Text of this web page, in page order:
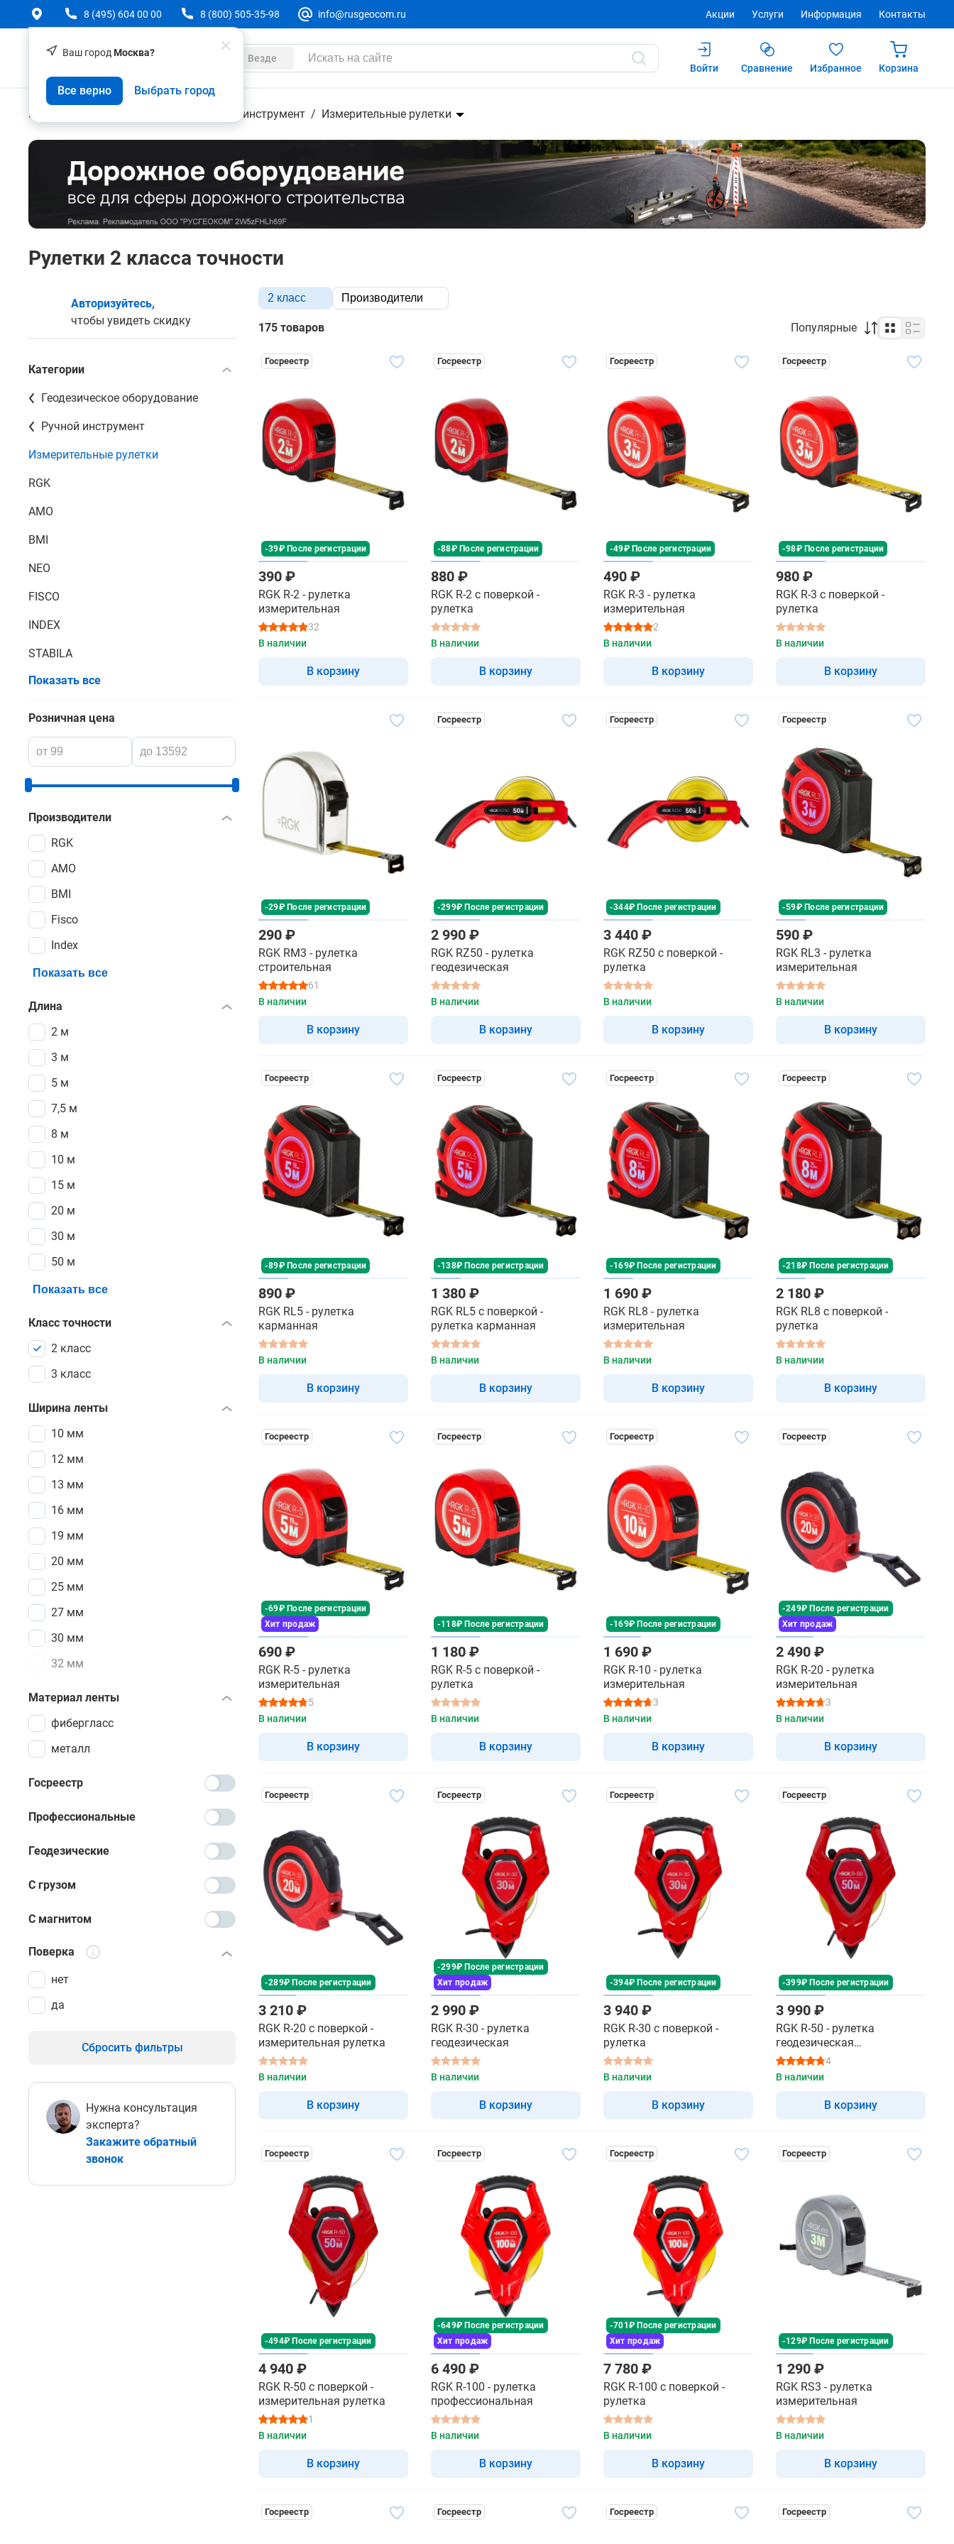
Ваш город Москва?
Все верно Выбрать город
8 (495) 604 00 00 8 (800) 505-35-98 info@rusgeocom.ru Акции Услуги Информация Контакты
Везде
Войти
Сравнение Избранное Корзина
Геодезическое оборудование Ручной инструмент Измерительные рулетки
Рулетки 2 класса точности
Авторизуйтесь,
чтобы увидеть скидку
Категории
Геодезическое оборудование
Ручной инструмент
Измерительные рулетки
RGK
AMO
BMI
NEO
FISCO
INDEX
STABILA
Показать все
Розничная цена
Производители
RGK
AMO
BMI
Fisco
Index
Показать все
Длина
2 м
3 м
5 м
7,5 м
8 м
10 м
15 м
20 м
30 м
50 м
Показать все
Класс точности
2 класс
3 класс
Ширина ленты
10 мм
12 мм
13 мм
16 мм
19 мм
20 мм
25 мм
27 мм
30 мм
32 мм
Материал ленты
фибергласс
металл
Госреестр
Профессиональные
Геодезические
С грузом
С магнитом
Поверка
нет
да
Сбросить фильтры
Нужна консультация
эксперта?
Закажите обратный
звонок
2 класс Производители
175 товаров Популярные
Госреестр
-39₽ После регистрации
390 ₽
RGK R-2 - рулетка
измерительная
32
В наличии
В корзину
Госреестр
-88₽ После регистрации
880 ₽
RGK R-2 с поверкой -
рулетка
В наличии
В корзину
Госреестр
-49₽ После регистрации
490 ₽
RGK R-3 - рулетка
измерительная
2
В наличии
В корзину
Госреестр
-98₽ После регистрации
980 ₽
RGK R-3 с поверкой -
рулетка
В наличии
В корзину
-29₽ После регистрации
290 ₽
RGK RM3 - рулетка
строительная
61
В наличии
В корзину
Госреестр
-299₽ После регистрации
2 990 ₽
RGK RZ50 - рулетка
геодезическая
В наличии
В корзину
Госреестр
-344₽ После регистрации
3 440 ₽
RGK RZ50 с поверкой -
рулетка
В наличии
В корзину
Госреестр
-59₽ После регистрации
590 ₽
RGK RL3 - рулетка
измерительная
В наличии
В корзину
Госреестр
-89₽ После регистрации
890 ₽
RGK RL5 - рулетка
карманная
В наличии
В корзину
Госреестр
-138₽ После регистрации
1 380 ₽
RGK RL5 с поверкой -
рулетка карманная
В наличии
В корзину
Госреестр
-169₽ После регистрации
1 690 ₽
RGK RL8 - рулетка
измерительная
В наличии
В корзину
Госреестр
-218₽ После регистрации
2 180 ₽
RGK RL8 с поверкой -
рулетка
В наличии
В корзину
Госреестр
-69₽ После регистрации
Хит продаж
690 ₽
RGK R-5 - рулетка
измерительная
5
В наличии
В корзину
Госреестр
-118₽ После регистрации
1 180 ₽
RGK R-5 с поверкой -
рулетка
В наличии
В корзину
Госреестр
-169₽ После регистрации
1 690 ₽
RGK R-10 - рулетка
измерительная
3
В наличии
В корзину
Госреестр
-249₽ После регистрации
Хит продаж
2 490 ₽
RGK R-20 - рулетка
измерительная
3
В наличии
В корзину
Госреестр
-289₽ После регистрации
3 210 ₽
RGK R-20 с поверкой -
измерительная рулетка
В наличии
В корзину
Госреестр
-299₽ После регистрации
Хит продаж
2 990 ₽
RGK R-30 - рулетка
геодезическая
В наличии
В корзину
Госреестр
-394₽ После регистрации
3 940 ₽
RGK R-30 с поверкой -
рулетка
В наличии
В корзину
Госреестр
-399₽ После регистрации
3 990 ₽
RGK R-50 - рулетка
геодезическая
профессиональная
4
В наличии
В корзину
Госреестр
-494₽ После регистрации
4 940 ₽
RGK R-50 с поверкой -
измерительная рулетка
1
В наличии
В корзину
Госреестр
-649₽ После регистрации
Хит продаж
6 490 ₽
RGK R-100 - рулетка
профессиональная
В наличии
В корзину
Госреестр
-701₽ После регистрации
Хит продаж
7 780 ₽
RGK R-100 с поверкой -
рулетка
В наличии
В корзину
Госреестр
-129₽ После регистрации
1 290 ₽
RGK RS3 - рулетка
измерительная
В наличии
В корзину
Госреестр Госреестр Госреестр Госреестр